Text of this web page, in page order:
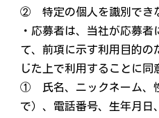
② 特定の個人を識別でき
・応募者は、当社が応募
て、前項に示す利用目的の
じた上で利用することに同
① 氏名、ニックネーム、
で）、電話番号、生年月日